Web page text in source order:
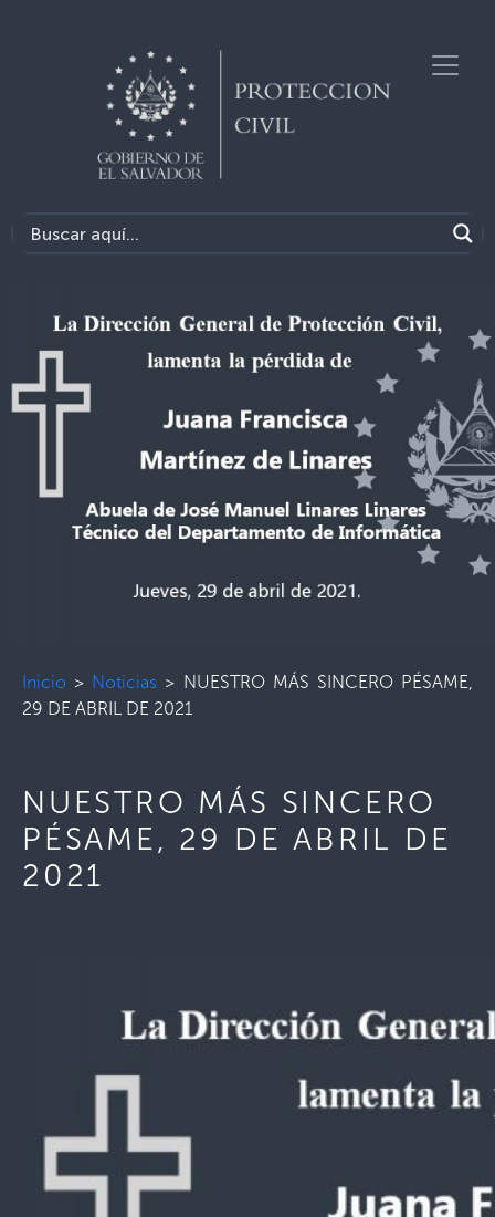
Inicio > Noticias > NUESTRO MÁS SINCERO PÉSAME,
29 DE ABRIL DE 2021
NUESTRO MÁS SINCERO
PÉSAME, 29 DE ABRIL DE
2021